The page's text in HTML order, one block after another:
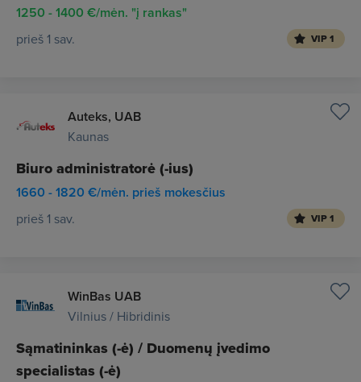
1250 - 1400 €/mėn. "į rankas"
prieš 1 sav. VIP 1
Auteks, UAB
Kaunas
Biuro administratorė (-ius)
1660 - 1820 €/mėn. prieš mokesčius
prieš 1 sav. VIP 1
WinBas UAB
Vilnius / Hibridinis
Sąmatininkas (-ė) / Duomenų įvedimo
specialistas (-ė)